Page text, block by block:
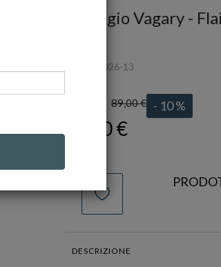
Orologio Vagary -
IK9-026-13
89,00 € - 10 %
80,10 €
DESCRIZIONE